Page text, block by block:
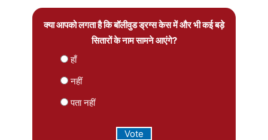
क्या आपको लगता है कि बॉलीवुड ड्रग्स केस में और भी कई बड़े
सितारों के नाम सामने आएंगे?
हाँ
नहीं
पता नहीं